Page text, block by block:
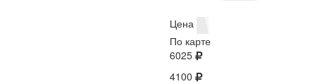
Цена
По карте
6025
4100